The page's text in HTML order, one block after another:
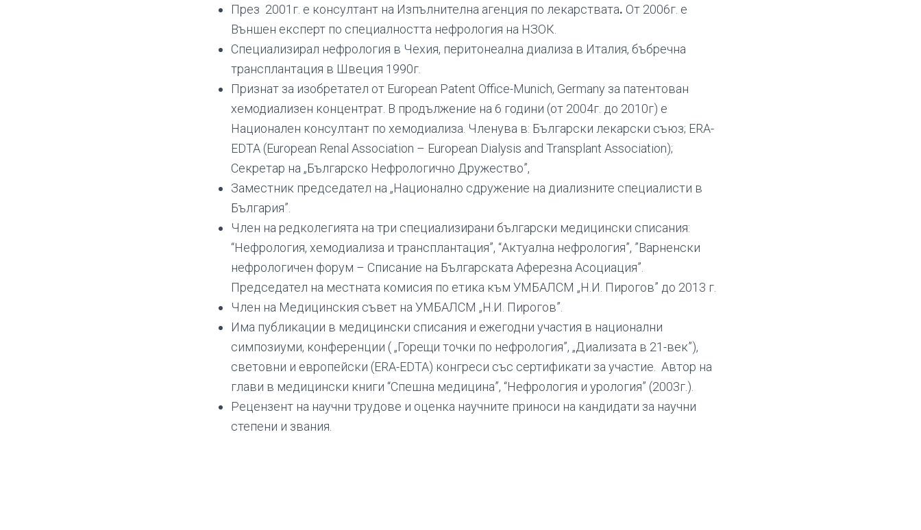
През 2001г. е консултант на Изпълнителна агенция по лекарствата. От 2006г. е
Външен експерт по специалността нефрология на НЗОК.
Специализирал нефрология в Чехия, перитонеална диализа в Италия, бъбречна
трансплантация в Швеция 1990г.
Признат за изобретател от European Patent Office-Munich, Germany за патентован
хемодиализен концентрат. В продължение на 6 години (от 2004г. до 2010г) е
Национален консултант по хемодиализа. Членува в: Български лекарски съюз; ERA-
EDTA (European Renal Association – European Dialysis and Transplant Association);
Секретар на „Българско Нефрологично Дружество”,
Заместник председател на „Национално сдружение на диализните специалисти в
България”.
Член на редколегията на три специализирани български медицински списания:
“Нефрология, хемодиализа и трансплантация”, “Актуална нефрология”, ”Варненски
нефрологичен форум – Списание на Българската Аферезна Асоциация”.
Председател на местната комисия по етика към УМБАЛСМ „Н.И. Пирогов” до 2013 г.
Член на Медицинския съвет на УМБАЛСМ „Н.И. Пирогов”.
Има публикации в медицински списания и ежегодни участия в национални
симпозиуми, конференции ( „Горещи точки по нефрология”, „Диализата в 21-век”),
световни и европейски (ERA-EDTA) конгреси със сертификати за участие. Автор на
глави в медицински книги “Спешна медицина”, “Нефрология и урология” (2003г.).
Рецензент на научни трудове и оценка научните приноси на кандидати за научни
степени и звания.